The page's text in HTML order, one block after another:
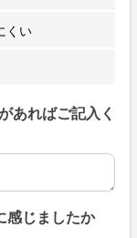
くい
あればご記入く
あればご記入くだ
感じましたか